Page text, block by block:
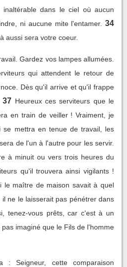
inaltérable dans le ciel où aucun
ni aucune mite l'entamer. 34
aussi sera votre coeur.
Gardez vos lampes allumées.
qui attendent le retour de
Dès qu'il arrive et qu'il frappe
37 Heureux ces serviteurs que le
en train de veiller ! Vraiment, je
se mettra en tenue de travail, les
de l'un à l'autre pour les servir.
à minuit ou vers trois heures du
qu'il trouvera ainsi vigilants !
le maître de maison savait à quel
ne le laisserait pas pénétrer dans
tenez-vous prêts, car c'est à un
imaginé que le Fils de l'homme
: Seigneur, cette comparaison